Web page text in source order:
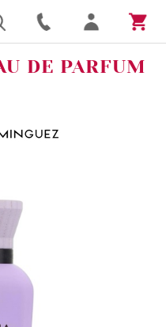
DE PARFUM